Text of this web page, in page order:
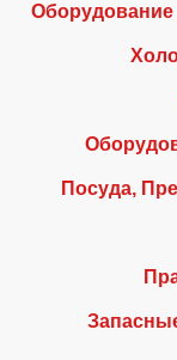
Оборудование
Посуда,